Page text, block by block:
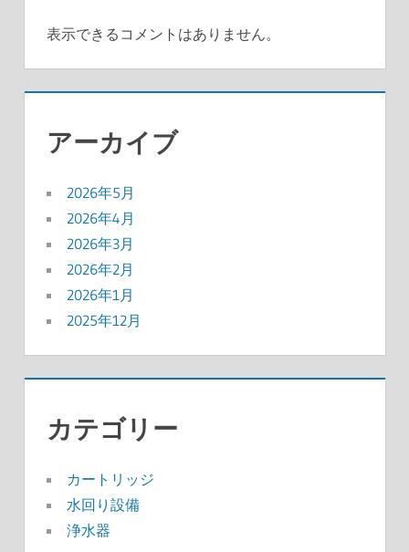
表示できるコメントはありません。
アーカイブ
2026年5月
2026年4月
2026年3月
2026年2月
2026年1月
2025年12月
カテゴリー
カートリッジ
水回り設備
浄水器